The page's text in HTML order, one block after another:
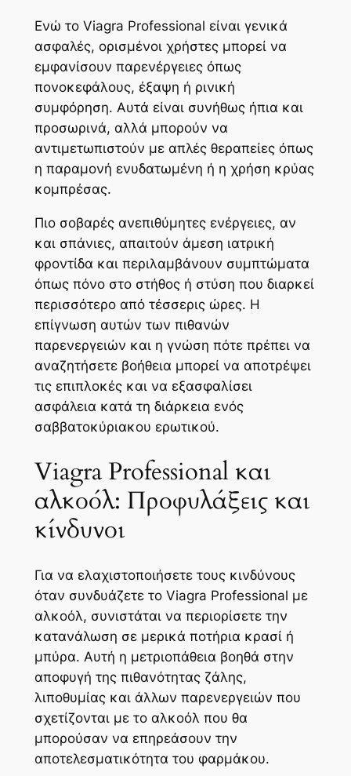
Ενώ το Viagra Professional είναι γενικά
ασφαλές, ορισμένοι χρήστες μπορεί να
εμφανίσουν παρενέργειες όπως
πονοκεφάλους, έξαψη ή ρινική
συμφόρηση. Αυτά είναι συνήθως ήπια και
προσωρινά, αλλά μπορούν να
αντιμετωπιστούν με απλές θεραπείες όπως
η παραμονή ενυδατωμένη ή η χρήση κρύας
κομπρέσας.
Πιο σοβαρές ανεπιθύμητες ενέργειες, αν
και σπάνιες, απαιτούν άμεση ιατρική
φροντίδα και περιλαμβάνουν συμπτώματα
όπως πόνο στο στήθος ή στύση που διαρκεί
περισσότερο από τέσσερις ώρες. Η
επίγνωση αυτών των πιθανών
παρενεργειών και η γνώση πότε πρέπει να
αναζητήσετε βοήθεια μπορεί να αποτρέψει
τις επιπλοκές και να εξασφαλίσει
ασφάλεια κατά τη διάρκεια ενός
σαββατοκύριακου ερωτικού.
Viagra Professional και
αλκοόλ: Προφυλάξεις και
κίνδυνοι
Για να ελαχιστοποιήσετε τους κινδύνους
όταν συνδυάζετε το Viagra Professional με
αλκοόλ, συνιστάται να περιορίσετε την
κατανάλωση σε μερικά ποτήρια κρασί ή
μπύρα. Αυτή η μετριοπάθεια βοηθά στην
αποφυγή της πιθανότητας ζάλης,
λιποθυμίας και άλλων παρενεργειών που
σχετίζονται με το αλκοόλ που θα
μπορούσαν να επηρεάσουν την
αποτελεσματικότητα του φαρμάκου.